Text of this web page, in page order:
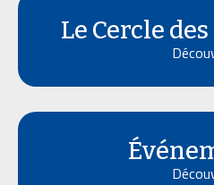
Le Cercle